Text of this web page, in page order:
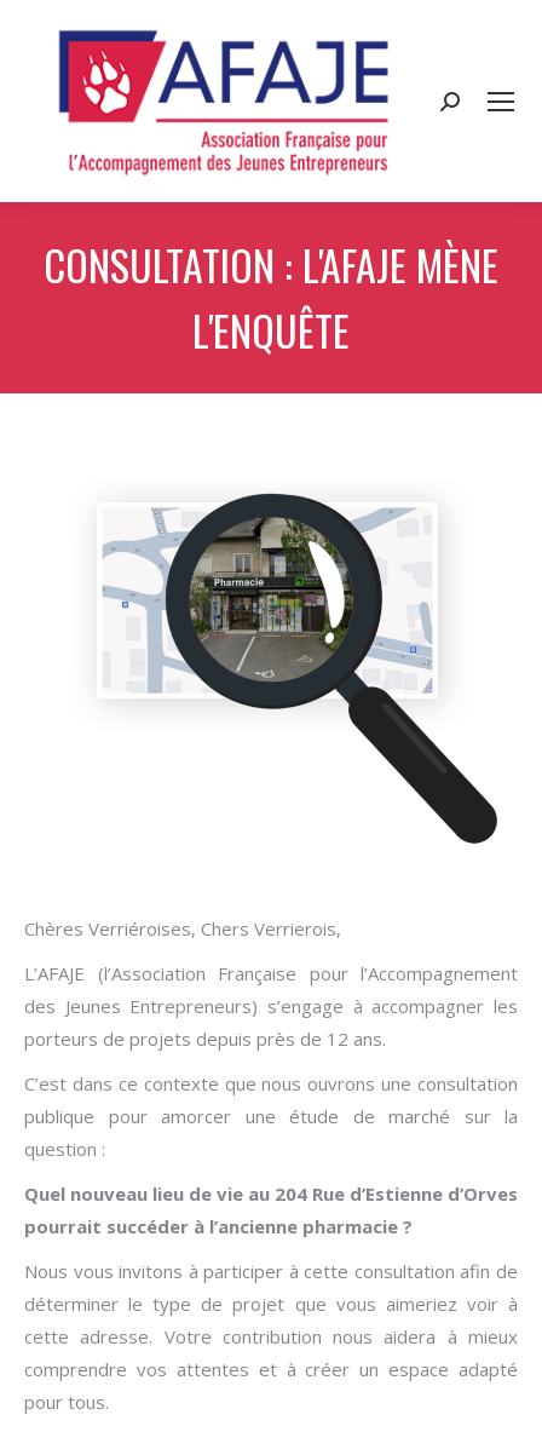
Search:
CONSULTATION : L'AFAJE MÈNE
L'ENQUÊTE
Chères Verriéroises, Chers Verrierois,
L’AFAJE (l’Association Française pour l’Accompagnement
des Jeunes Entrepreneurs) s’engage à accompagner les
porteurs de projets depuis près de 12 ans.
C’est dans ce contexte que nous ouvrons une consultation
publique pour amorcer une étude de marché sur la
question :
Quel nouveau lieu de vie au 204 Rue d’Estienne d’Orves
pourrait succéder à l’ancienne pharmacie ?
Nous vous invitons à participer à cette consultation afin de
déterminer le type de projet que vous aimeriez voir à
cette adresse. Votre contribution nous aidera à mieux
comprendre vos attentes et à créer un espace adapté
pour tous.